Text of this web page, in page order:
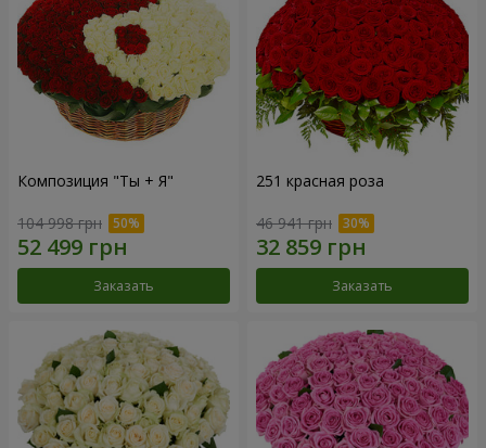
Композиция "Ты + Я"
104 998 грн
Заказать
251 красная роза
46 941 грн
Заказать